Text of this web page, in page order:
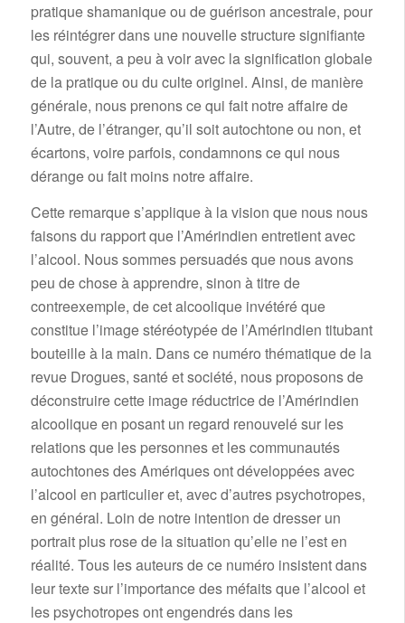
pratique shamanique ou de guérison ancestrale, pour
les réintégrer dans une nouvelle structure signifiante
qui, souvent, a peu à voir avec la signification globale
de la pratique ou du culte originel. Ainsi, de manière
générale, nous prenons ce qui fait notre affaire de
l’Autre, de l’étranger, qu’il soit autochtone ou non, et
écartons, voire parfois, condamnons ce qui nous
dérange ou fait moins notre affaire.
Cette remarque s’applique à la vision que nous nous
faisons du rapport que l’Amérindien entretient avec
l’alcool. Nous sommes persuadés que nous avons
peu de chose à apprendre, sinon à titre de
contreexemple, de cet alcoolique invétéré que
constitue l’image stéréotypée de l’Amérindien titubant
bouteille à la main. Dans ce numéro thématique de la
revue Drogues, santé et société, nous proposons de
déconstruire cette image réductrice de l’Amérindien
alcoolique en posant un regard renouvelé sur les
relations que les personnes et les communautés
autochtones des Amériques ont développées avec
l’alcool en particulier et, avec d’autres psychotropes,
en général. Loin de notre intention de dresser un
portrait plus rose de la situation qu’elle ne l’est en
réalité. Tous les auteurs de ce numéro insistent dans
leur texte sur l’importance des méfaits que l’alcool et
les psychotropes ont engendrés dans les